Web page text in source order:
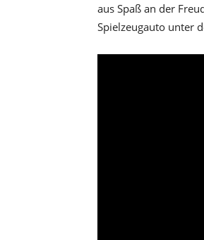
aus Spaß an der
Spielzeugauto unter